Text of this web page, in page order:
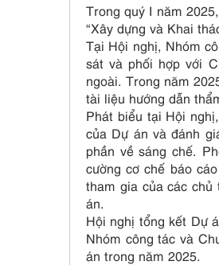
Trong quý I năm
“Xây dựng và Khai
Tại Hội nghị, Nhóm
sát và phối hợp với
ngoài. Trong năm
tài liệu hướng dẫn
Phát biểu tại Hội
của Dự án và đánh
phần về sáng chế.
cường cơ chế báo
tham gia của các
án.
Hội nghị tổng kết Dự
Nhóm công tác và
án trong năm 2025.